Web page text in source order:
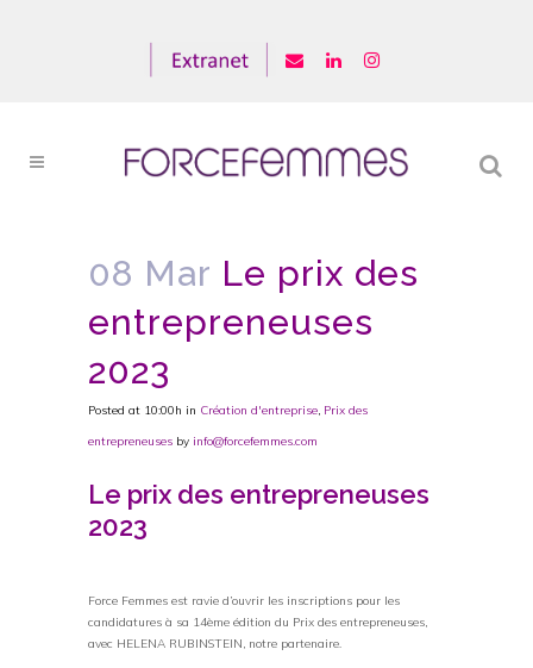
08 Mar Le prix des
entrepreneuses
2023
Posted at 10:00h in Création d'entreprise, Prix des
entrepreneuses by info@forcefemmes.com
Le prix des entrepreneuses
2023
Force Femmes est ravie d’ouvrir les inscriptions pour les
candidatures à sa 14ème édition du Prix des entrepreneuses,
avec HELENA RUBINSTEIN, notre partenaire.